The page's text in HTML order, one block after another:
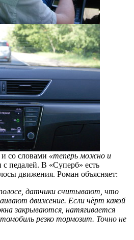
со словами «теперь можно и
с педалей. В «Суперб» есть
движения. Роман объясняет:
датчики считывают, что
движение. Если чёрт какой
закрываются, натягивается
резко тормозит. Точно не